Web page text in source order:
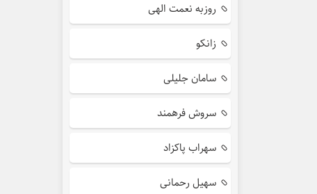
روزبه نعمت الهی
زانکو
سامان جلیلی
سروش فرهمند
سهراب پاکزاد
سهیل رحمانی